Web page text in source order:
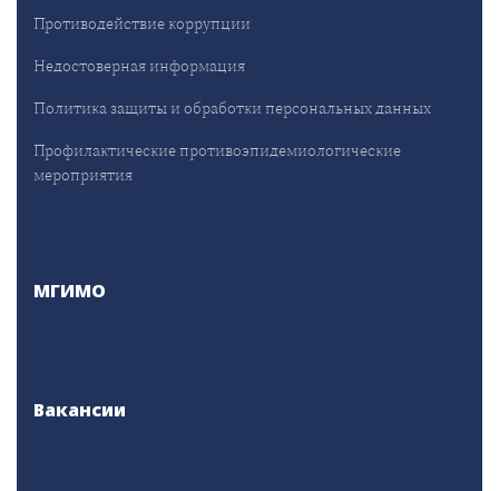
Противодействие коррупции
Недостоверная информация
Политика защиты и обработки персональных данных
Профилактические противоэпидемиологические
мероприятия
МГИМО
Вакансии